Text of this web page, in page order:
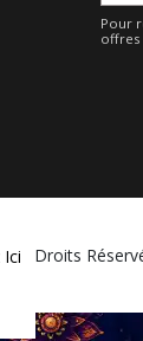
Pour
offres
Droits
Ici